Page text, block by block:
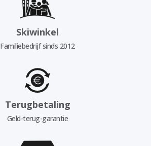
Skiwinkel
Familiebedrijf sinds 2012
Terugbetaling
Geld-terug-garantie